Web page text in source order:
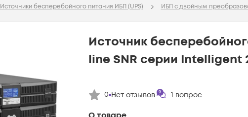
Вопросы и
База знаний
Источники бесперебойного питания ИБП (UPS) ИБП с двойным
Источник
line SNR серии Intelligent
0 Нет отзывов 1 вопрос